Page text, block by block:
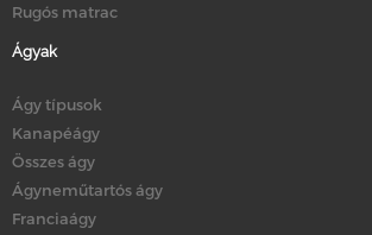
Rugós matrac
Ágyak
Ágy típusok
Kanapéágy
Összes ágy
Ágyneműtartós ágy
Franciaágy